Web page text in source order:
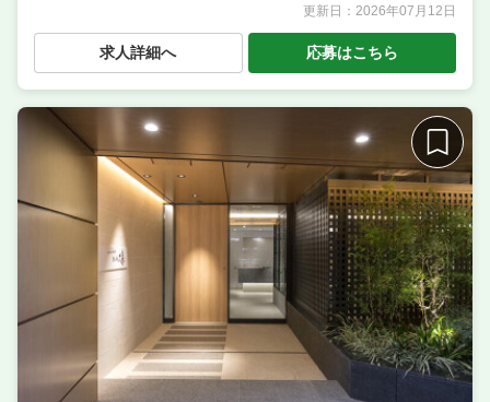
店長候補・マネージャー ／ 料理長候補（シェフ・板
長など） ／ 調理・キッチンスタッフ・板前 ／ 調理補
助・調理見習い ／ 洗い場・皿洗い
業態 スモールラグジュアリーホテル
住所 静岡県熱海市伊豆山1048-4
席数 50席〜75席
更新日： 2026年07月12日
求人詳細へ 応募はこちら